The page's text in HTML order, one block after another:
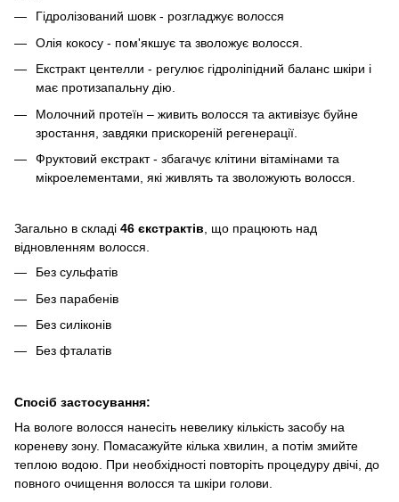
Гідролізований шовк - розгладжує волосся
Олія кокосу - пом'якшує та зволожує волосся.
Екстракт центелли - регулює гідроліпідний баланс шкіри і
має протизапальну дію.
Молочний протеїн – живить волосся та активізує буйне
зростання, завдяки прискореній регенерації.
Фруктовий екстракт - збагачує клітини вітамінами та
мікроелементами, які живлять та зволожують волосся.
Загально в складі 46 єкстрактів, що працюють над
відновленням волосся.
Без сульфатів
Без парабенів
Без силіконів
Без фталатів
Спосіб застосування:
На вологе волосся нанесіть невелику кількість засобу на
кореневу зону. Помасажуйте кілька хвилин, а потім змийте
теплою водою. При необхідності повторіть процедуру двічі, до
повного очищення волосся та шкіри голови.